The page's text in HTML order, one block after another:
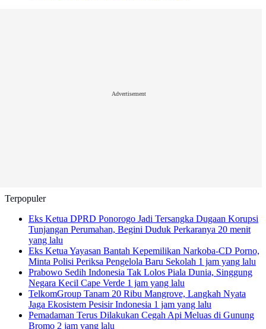
Advertisement
Terpopuler
Eks Ketua DPRD Ponorogo Jadi Tersangka Dugaan Korupsi
Tunjangan Perumahan, Begini Duduk Perkaranya 20 menit
yang lalu
Eks Ketua Yayasan Bantah Kepemilikan Narkoba-CD Porno,
Minta Polisi Periksa Pengelola Baru Sekolah 1 jam yang lalu
Prabowo Sedih Indonesia Tak Lolos Piala Dunia, Singgung
Negara Kecil Cape Verde 1 jam yang lalu
TelkomGroup Tanam 20 Ribu Mangrove, Langkah Nyata
Jaga Ekosistem Pesisir Indonesia 1 jam yang lalu
Pemadaman Terus Dilakukan Cegah Api Meluas di Gunung
Bromo 2 jam yang lalu